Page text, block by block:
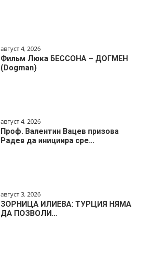
август 4, 2026
Фильм Люка БЕССОНА – ДОГМЕН
(Dogman)
август 4, 2026
Проф. Валентин Вацев призова
Радев да инициира сре…
август 3, 2026
ЗОРНИЦА ИЛИЕВА: ТУРЦИЯ НЯМА
ДА ПОЗВОЛИ…